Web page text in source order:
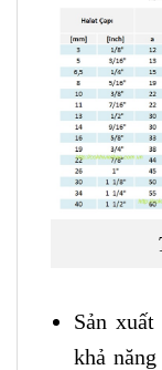
Sản
khả